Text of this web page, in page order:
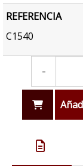
REFERENCIA
C1540
-